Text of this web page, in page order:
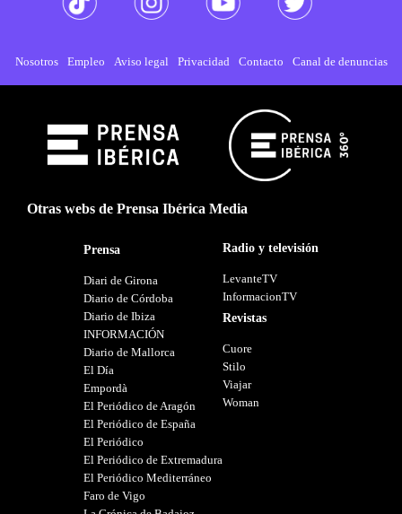
Nosotros Empleo Aviso legal Privacidad Contacto Canal de denuncias
Otras webs de Prensa Ibérica Media
Prensa
Diari de Girona
Diario de Córdoba
Diario de Ibiza
INFORMACIÓN
Diario de Mallorca
El Día
Empordà
El Periódico de Aragón
El Periódico de España
El Periódico
El Periódico de Extremadura
El Periódico Mediterráneo
Faro de Vigo
Radio y televisión
LevanteTV
InformacionTV
Revistas
Cuore
Stilo
Viajar
Woman